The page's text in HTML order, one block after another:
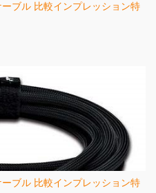
ブル 比較インプレッション特
ブル 比較インプレッション特